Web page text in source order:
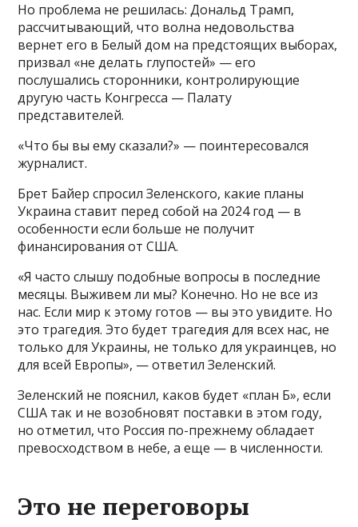
Но проблема не решилась: Дональд Трамп,
рассчитывающий, что волна недовольства
вернет его в Белый дом на предстоящих выборах,
призвал «не делать глупостей» — его
послушались сторонники, контролирующие
другую часть Конгресса — Палату
представителей.
«Что бы вы ему сказали?» — поинтересовался
журналист.
Брет Байер спросил Зеленского, какие планы
Украина ставит перед собой на 2024 год — в
особенности если больше не получит
финансирования от США.
«Я часто слышу подобные вопросы в последние
месяцы. Выживем ли мы? Конечно. Но не все из
нас. Если мир к этому готов — вы это увидите. Но
это трагедия. Это будет трагедия для всех нас, не
только для Украины, не только для украинцев, но
для всей Европы», — ответил Зеленский.
Зеленский не пояснил, каков будет «план Б», если
США так и не возобновят поставки в этом году,
но отметил, что Россия по-прежнему обладает
превосходством в небе, а еще — в численности.
Это не переговоры